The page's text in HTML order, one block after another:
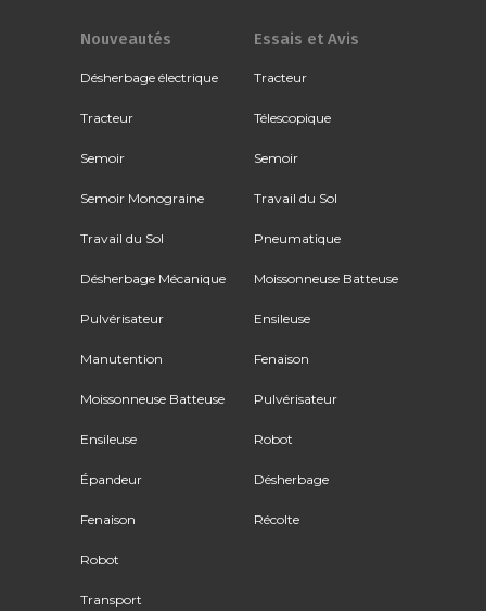
Nouveautés
Désherbage électrique
Tracteur
Semoir
Semoir Monograine
Travail du Sol
Désherbage Mécanique
Pulvérisateur
Manutention
Moissonneuse Batteuse
Ensileuse
Épandeur
Fenaison
Robot
Transport
Essais et Avis
Tracteur
Télescopique
Semoir
Travail du Sol
Pneumatique
Moissonneuse Batteuse
Ensileuse
Fenaison
Pulvérisateur
Robot
Désherbage
Récolte